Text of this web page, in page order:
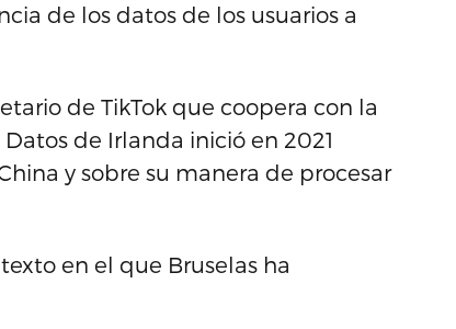
de los datos de los usuarios a
de TikTok que coopera con la
de Irlanda inició en 2021
y sobre su manera de procesar
en el que Bruselas ha